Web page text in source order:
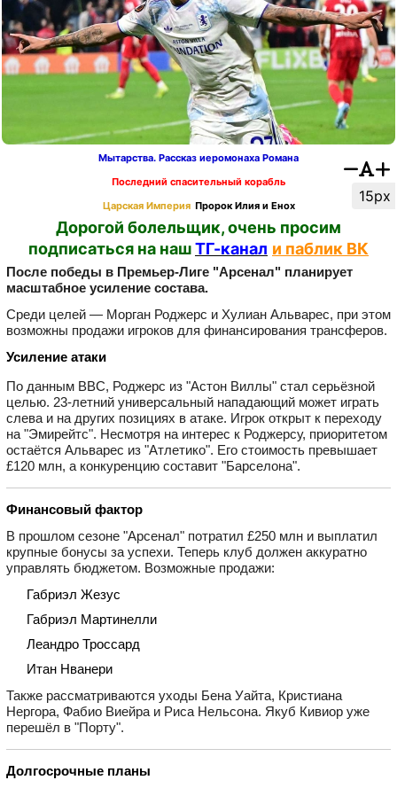
15px
Мытарства. Рассказ иеромонаха Романа
Последний спасительный корабль
Царская Империя Пророк Илия и Енох
Дорогой болельщик, очень просим
подписаться на нашТГ-канал и паблик ВК
После победы в Премьер‑Лиге "Арсенал" планирует
масштабное усиление состава.
Среди целей — Морган Роджерс и Хулиан Альварес, при этом
возможны продажи игроков для финансирования трансферов.
Усиление атаки
По данным BBC, Роджерс из "Астон Виллы" стал серьёзной
целью. 23‑летний универсальный нападающий может играть
слева и на других позициях в атаке. Игрок открыт к переходу
на "Эмирейтс". Несмотря на интерес к Роджерсу, приоритетом
остаётся Альварес из "Атлетико". Его стоимость превышает
£120 млн, а конкуренцию составит "Барселона".
Финансовый фактор
В прошлом сезоне "Арсенал" потратил £250 млн и выплатил
крупные бонусы за успехи. Теперь клуб должен аккуратно
управлять бюджетом. Возможные продажи:
Габриэл Жезус
Габриэл Мартинелли
Леандро Троссард
Итан Нванери
Также рассматриваются уходы Бена Уайта, Кристиана
Нергора, Фабио Виейра и Риса Нельсона. Якуб Кивиор уже
перешёл в "Порту".
Долгосрочные планы